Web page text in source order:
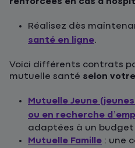
Réalisez dès
santé en ligne.
Voici différents contrats
mutuelle santé selon
Mutuelle Jeune
ou en recherche
adaptées à un
Mutuelle Famille : une